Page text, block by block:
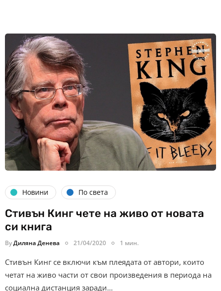
Новини По света
Стивън Кинг чете на живо от новата
си книга
ByДиляна Денева 21/04/2020 1 мин.
Стивън Кинг се включи към плеядата от автори, които
четат на живо части от свои произведения в периода на
социална дистанция заради…